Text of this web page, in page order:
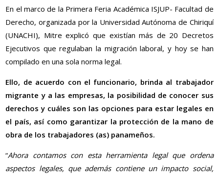
En el marco de la Primera Feria Académica ISJUP- Facultad de
Derecho, organizada por la Universidad Autónoma de Chiriquí
(UNACHI), Mitre explicó que existían más de 20 Decretos
Ejecutivos que regulaban la migración laboral, y hoy se han
compilado en una sola norma legal.
Ello, de acuerdo con el funcionario, brinda al trabajador
migrante y a las empresas, la posibilidad de conocer sus
derechos y cuáles son las opciones para estar legales en
el país, así como garantizar la protección de la mano de
obra de los trabajadores (as) panameños.
“Ahora contamos con esta herramienta legal que ordena
aspectos legales, que además contiene un impacto social,